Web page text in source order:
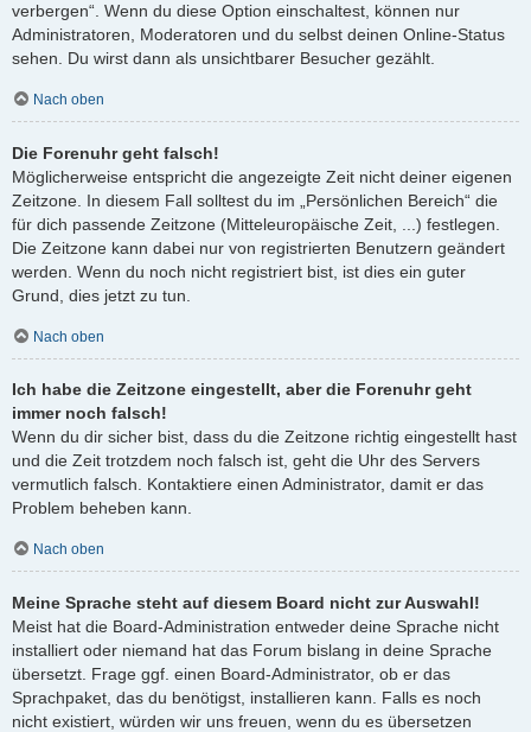
verbergen“. Wenn du diese Option einschaltest, können nur
Administratoren, Moderatoren und du selbst deinen Online-Status
sehen. Du wirst dann als unsichtbarer Besucher gezählt.
Nach oben
Die Forenuhr geht falsch!
Möglicherweise entspricht die angezeigte Zeit nicht deiner eigenen
Zeitzone. In diesem Fall solltest du im „Persönlichen Bereich“ die
für dich passende Zeitzone (Mitteleuropäische Zeit, ...) festlegen.
Die Zeitzone kann dabei nur von registrierten Benutzern geändert
werden. Wenn du noch nicht registriert bist, ist dies ein guter
Grund, dies jetzt zu tun.
Nach oben
Ich habe die Zeitzone eingestellt, aber die Forenuhr geht
immer noch falsch!
Wenn du dir sicher bist, dass du die Zeitzone richtig eingestellt hast
und die Zeit trotzdem noch falsch ist, geht die Uhr des Servers
vermutlich falsch. Kontaktiere einen Administrator, damit er das
Problem beheben kann.
Nach oben
Meine Sprache steht auf diesem Board nicht zur Auswahl!
Meist hat die Board-Administration entweder deine Sprache nicht
installiert oder niemand hat das Forum bislang in deine Sprache
übersetzt. Frage ggf. einen Board-Administrator, ob er das
Sprachpaket, das du benötigst, installieren kann. Falls es noch
nicht existiert, würden wir uns freuen, wenn du es übersetzen